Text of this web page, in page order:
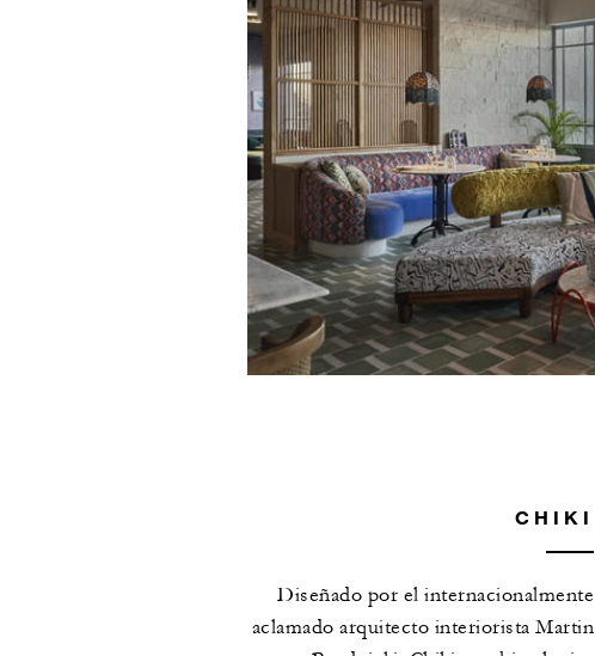
CHIKI
Diseñado por el internacionalmente
aclamado arquitecto interiorista Martin